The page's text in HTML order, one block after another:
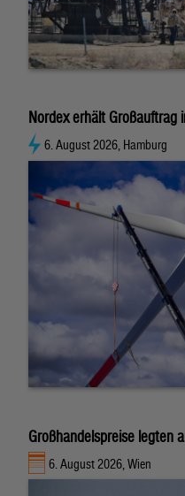
Nordex erhält Großauftrag
6. August 2026, Hamburg
Großhandelspreise legten
6. August 2026, Wien